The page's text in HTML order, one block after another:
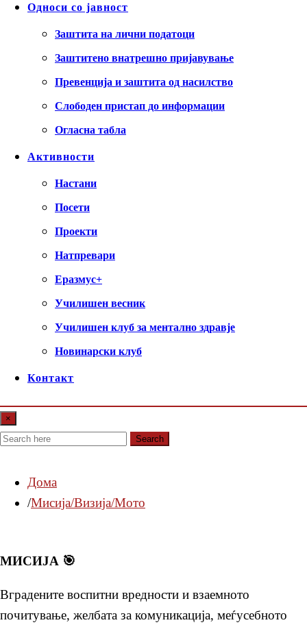
Односи со јавност
Заштита на лични податоци
Заштитено внатрешно пријавување
Превенција и заштита од насилство
Слободен пристап до информации
Огласна табла
Активности
Настани
Посети
Проекти
Натпревари
Еразмус+
Училишен весник
Училишен клуб за ментално здравје
Новинарски клуб
Контакт
×
Search
Дома
Мисија/Визија/Мото
МИСИЈА 🎯
Вградените воспитни вредности и взаемното
почитување, желбата за комуникација, меѓусебното